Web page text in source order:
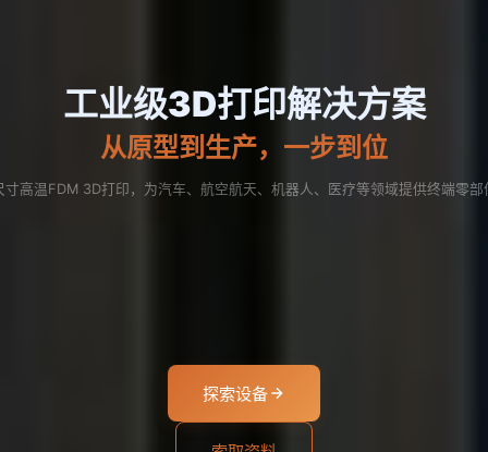
工业级3D打印解决方案
从原型到生产，一步到位
寸高温FDM 3D打印，为汽车、航空航天、机器人、医疗等领域提供终端零部
探索设备